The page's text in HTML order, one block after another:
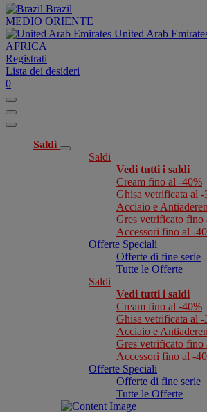
Brazil
MEDIO ORIENTE
United Arab
AFRICA
Registrati
Lista dei desideri
0
Saldi
Saldi
Vedi tutti i saldi
Cream fino al -40%
Ghisa vetrificata al -
Acciaio e
Gres vetrificato fino
Accessori fino al -
Offerte Speciali
Offerte di fine serie
Tutte le Offerte
Saldi
Vedi tutti i saldi
Cream fino al -40%
Ghisa vetrificata al -
Acciaio e
Gres vetrificato fino
Accessori fino al -
Offerte Speciali
Offerte di fine serie
Tutte le Offerte